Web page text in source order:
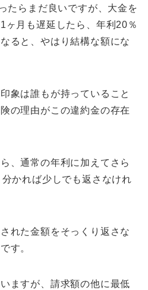
たらまだ良いですが、大金を
ヶ月も遅延したら、年利20％
ると、やはり結構な額にな
象は誰もが持っていること
の理由がこの違約金の存在
、通常の年利に加えてさら
かれば少しでも返さなけれ
れた金額をそっくり返さな
す。
ますが、請求額の他に最低